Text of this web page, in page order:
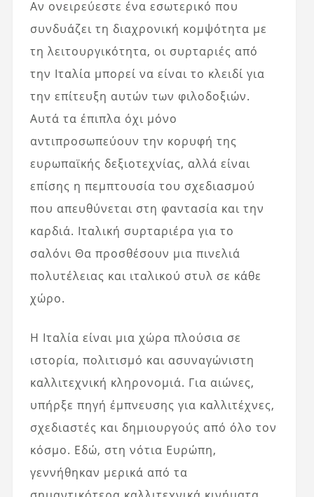
Αν ονειρεύεστε ένα εσωτερικό που
συνδυάζει τη διαχρονική κομψότητα με
τη λειτουργικότητα, οι συρταριές από
την Ιταλία μπορεί να είναι το κλειδί για
την επίτευξη αυτών των φιλοδοξιών.
Αυτά τα έπιπλα όχι μόνο
αντιπροσωπεύουν την κορυφή της
ευρωπαϊκής δεξιοτεχνίας, αλλά είναι
επίσης η πεμπτουσία του σχεδιασμού
που απευθύνεται στη φαντασία και την
καρδιά. Ιταλική συρταριέρα για το
σαλόνι Θα προσθέσουν μια πινελιά
πολυτέλειας και ιταλικού στυλ σε κάθε
χώρο.
Η Ιταλία είναι μια χώρα πλούσια σε
ιστορία, πολιτισμό και ασυναγώνιστη
καλλιτεχνική κληρονομιά. Για αιώνες,
υπήρξε πηγή έμπνευσης για καλλιτέχνες,
σχεδιαστές και δημιουργούς από όλο τον
κόσμο. Εδώ, στη νότια Ευρώπη,
γεννήθηκαν μερικά από τα